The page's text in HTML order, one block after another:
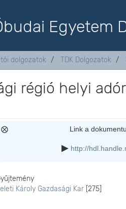
Egyetem
dolgozatok TDK Dolgozatok
régió helyi
Link a
http://
Károly Gazdasági Kar [275]